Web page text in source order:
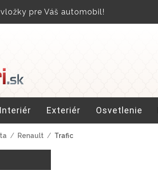
pre Váš automobil!
Interiér Exteriér Osvetlenie
/ Renault / Trafic